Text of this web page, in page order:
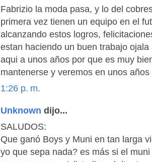
Fabrizio la moda pasa, y lo del
primera vez tienen un equipo en el
alcanzando estos logros,
estan haciendo un buen trabajo
aqui a unos años por que es muy
mantenerse y veremos en unos
1:26 p. m.
Unknown dijo...
SALUDOS:
Que ganó Boys y Muni en tan larga
yo que sepa nada? es más si el